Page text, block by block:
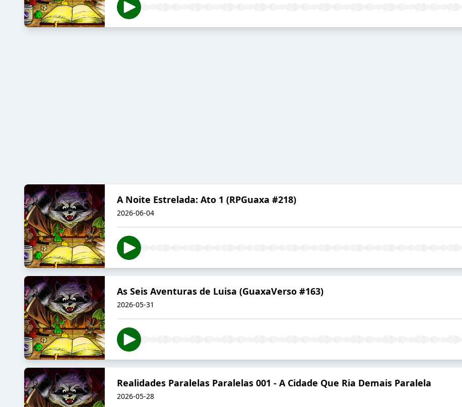
A Noite Estrelada: Ato 1 (RPGuaxa #218)
2026-06-04
As Seis Aventuras de Luisa (GuaxaVerso #163)
2026-05-31
Realidades Paralelas Paralelas 001 - A Cidade Que Ria Demais Paralela
2026-05-28